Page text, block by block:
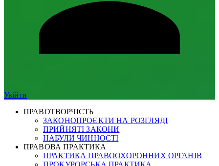
Увійти
ПРАВОТВОРЧІСТЬ
ЗАКОНОПРОЄКТИ НА РОЗГЛЯДІ
ПРИЙНЯТІ ЗАКОНИ
НАБУЛИ ЧИННОСТІ
ПРАВОВА ПРАКТИКА
ПРАКТИКА ПРАВООХОРОННИХ ОРГАНІВ
ПРОКУРОРСЬКА ПРАКТИКА